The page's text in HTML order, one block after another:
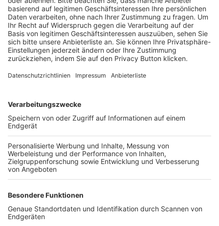
BFV-Geschäftsstellen
Trainerbörse
Login SpielPlus
FOLGE DEM BFV
TOP-VEREINE
TOP-PARTNER